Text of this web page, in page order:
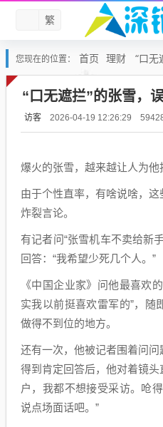
繁
您现在的位置： 首页 理财 “口无
“口无遮拦”的张雪，
访客 2026-04-19 12:26:29
爆火的张雪，越来越让人为他
由于个性直率，有啥说啥，
炸裂言论。
有记者问“张雪机车不卖给新
回答：“我希望少死几个人。”
《中国企业家》问他最喜欢
实我以前挺喜欢雷军的”，随
做得不到位的地方。
还有一次，他被记者围着问问
得到肯定回答后，他对着镜
户，我都不想接受采访。呛
说点场面话吧。”